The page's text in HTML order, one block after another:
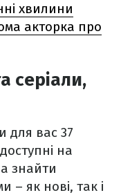
хвилини
акторка про
серіали,
для вас 37
на
знайти
– як нові, так і